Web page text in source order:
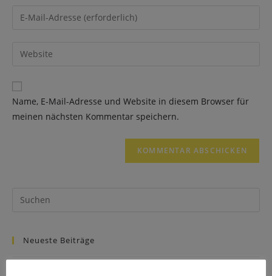
Name, E-Mail-Adresse und Website in diesem Browser für
meinen nächsten Kommentar speichern.
Neueste Beiträge